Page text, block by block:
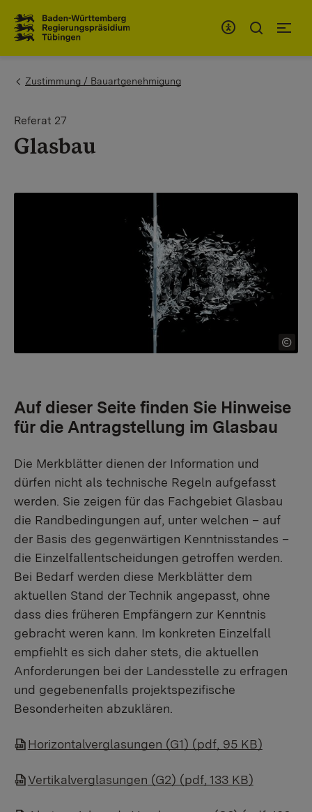
You are here:
Zustimmung / Bauartgenehmigung
Referat 27
Glasbau
Auf dieser Seite finden Sie Hinweise
für die Antragstellung im Glasbau
Die Merkblätter dienen der Information und
dürfen nicht als technische Regeln aufgefasst
werden. Sie zeigen für das Fachgebiet Glasbau
die Randbedingungen auf, unter welchen – auf
der Basis des gegenwärtigen Kenntnisstandes –
die Einzelfallentscheidungen getroffen werden.
Bei Bedarf werden diese Merkblätter dem
aktuellen Stand der Technik angepasst, ohne
dass dies früheren Empfängern zur Kenntnis
gebracht weren kann. Im konkreten Einzelfall
empfiehlt es sich daher stets, die aktuellen
Anforderungen bei der Landesstelle zu erfragen
und gegebenenfalls projektspezifische
Besonderheiten abzuklären.
Horizontalverglasungen (G1) (pdf, 95 KB)
Vertikalverglasungen (G2) (pdf, 133 KB)